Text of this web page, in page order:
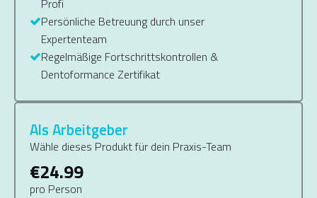
Persönliche Betreuung durch unser
Expertenteam
Regelmäßige Fortschrittskontrollen &
Dentoformance Zertifikat
Als Arbeitgeber
Wähle dieses Produkt für dein Praxis-Team
€24.99
pro Person